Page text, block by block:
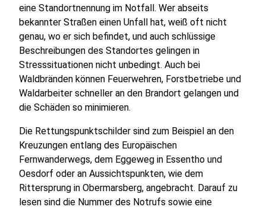
eine Standortnennung im Notfall. Wer abseits
bekannter Straßen einen Unfall hat, weiß oft nicht
genau, wo er sich befindet, und auch schlüssige
Beschreibungen des Standortes gelingen in
Stresssituationen nicht unbedingt. Auch bei
Waldbränden können Feuerwehren, Forstbetriebe und
Waldarbeiter schneller an den Brandort gelangen und
die Schäden so minimieren.
Die Rettungspunktschilder sind zum Beispiel an den
Kreuzungen entlang des Europäischen
Fernwanderwegs, dem Eggeweg in Essentho und
Oesdorf oder an Aussichtspunkten, wie dem
Rittersprung in Obermarsberg, angebracht. Darauf zu
lesen sind die Nummer des Notrufs sowie eine